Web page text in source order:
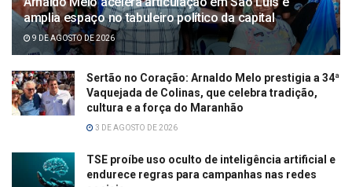
amplia espaço no tabuleiro político da capital
9 DE AGOSTO DE 2026
Sertão no Coração: Arnaldo Melo prestigia a 34ª
Vaquejada de Colinas, que celebra tradição,
cultura e a força do Maranhão
3 DE AGOSTO DE 2026
TSE proíbe uso oculto de inteligência artificial e
endurece regras para campanhas nas redes